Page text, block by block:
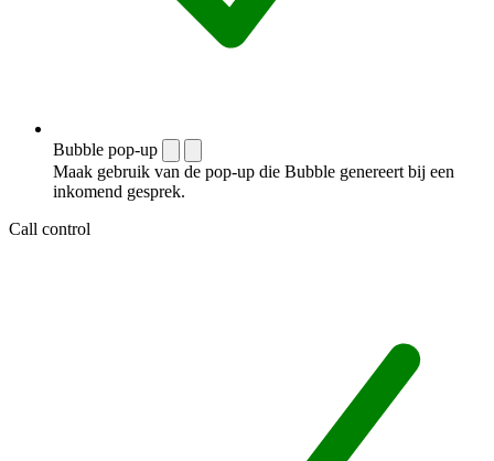
Bubble pop-up
Maak gebruik van de pop-up die Bubble genereert bij een
inkomend gesprek.
Call control